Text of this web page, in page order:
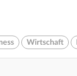
Wirtschaft